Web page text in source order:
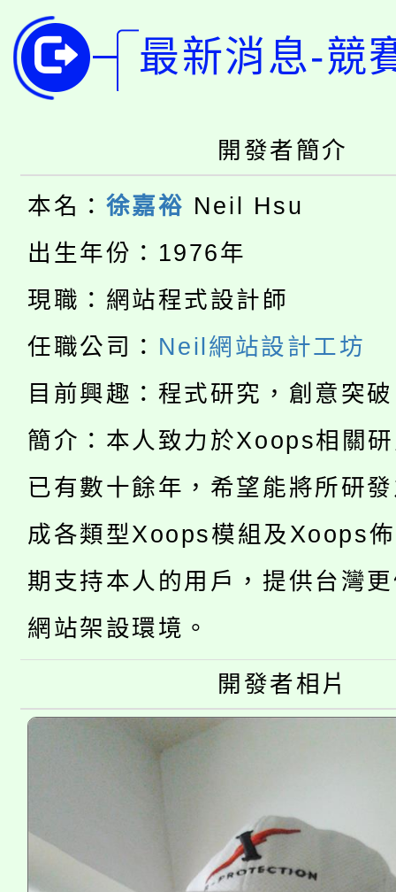
版
代理(課)教師甄選結果(
「2026金融保險知識
車」活動
桃園市115學年度學生
生本土語及新住民語歌
公告本校115學年度第
代理(課)教師甄選結果(
公告本校115學年度第
代理(課)教師甄選結果(
程，歡迎學生輔導中心
心理、諮商輔導、社會
系所師生報名參加。
轉知苗栗縣政府辦理
踴躍報名參加。
115年食農教育專業人
程
學期銜接期間理賠案件
學籍身 分審查程序及
版
淨零綠領人才培育課程
公告本校115學年度第
代理(課)教師甄選結果(
「2026金融保險知識
車」活動
桃園市115學年度學生
生本土語及新住民語歌
公告本校115學年度第
代理(課)教師甄選結果(
公告本校115學年度第
代理(課)教師甄選結果
轉知中國文化大學推廣
《TA101》溝通分析基
程，歡迎學生輔導中心
心理、諮商輔導、社會
系所師生報名參加。
轉知苗栗縣政府辦理
縣市「校園短影音徵
門員」簡章及活動海報
踴躍報名參加。
最新消息-競
開發者簡介
本名： 徐嘉裕 Neil Hsu
出生年份：1976年
現職：網站程式設計師
任職公司： Neil網站設計工坊
目前興趣：程式研究，創意突
簡介：本人致力於Xoops相關
已有數十餘年，希望能將所研
成各類型Xoops模組及Xoops
期支持本人的用戶，提供台灣
網站架設環境。
開發者相片